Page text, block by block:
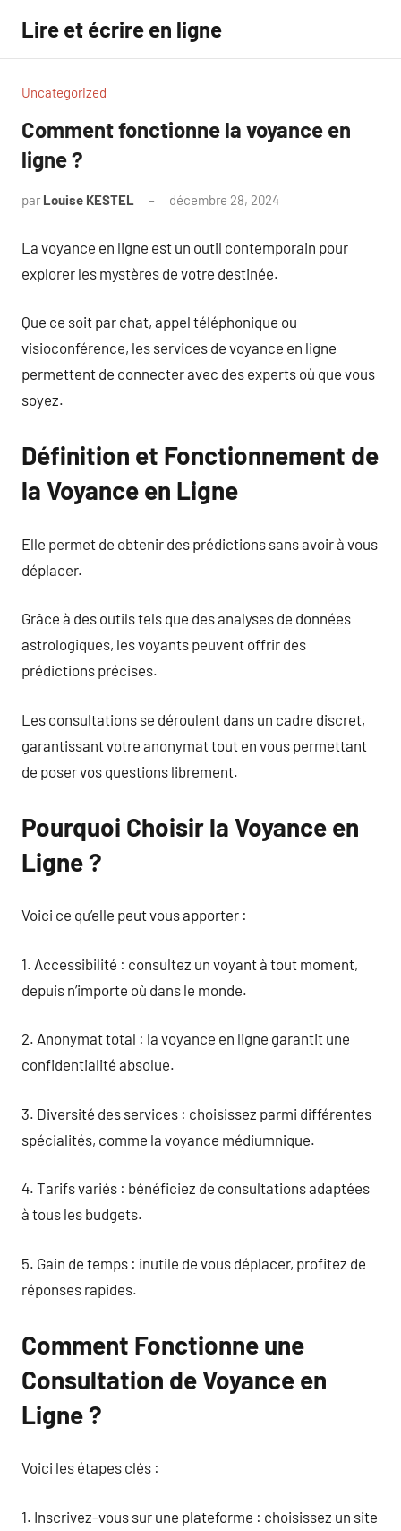
contenu
Lire et écrire en ligne
Uncategorized
Comment fonctionne la voyance en
ligne ?
par Louise KESTEL décembre 28, 2024
La voyance en ligne est un outil contemporain pour
explorer les mystères de votre destinée.
Que ce soit par chat, appel téléphonique ou
visioconférence, les services de voyance en ligne
permettent de connecter avec des experts où que vous
soyez.
Définition et Fonctionnement de
la Voyance en Ligne
Elle permet de obtenir des prédictions sans avoir à vous
déplacer.
Grâce à des outils tels que des analyses de données
astrologiques, les voyants peuvent offrir des
prédictions précises.
Les consultations se déroulent dans un cadre discret,
garantissant votre anonymat tout en vous permettant
de poser vos questions librement.
Pourquoi Choisir la Voyance en
Ligne ?
Voici ce qu’elle peut vous apporter :
1. Accessibilité : consultez un voyant à tout moment,
depuis n’importe où dans le monde.
2. Anonymat total : la voyance en ligne garantit une
confidentialité absolue.
3. Diversité des services : choisissez parmi différentes
spécialités, comme la voyance médiumnique.
4. Tarifs variés : bénéficiez de consultations adaptées
à tous les budgets.
5. Gain de temps : inutile de vous déplacer, profitez de
réponses rapides.
Comment Fonctionne une
Consultation de Voyance en
Ligne ?
Voici les étapes clés :
1. Inscrivez-vous sur une plateforme : choisissez un site